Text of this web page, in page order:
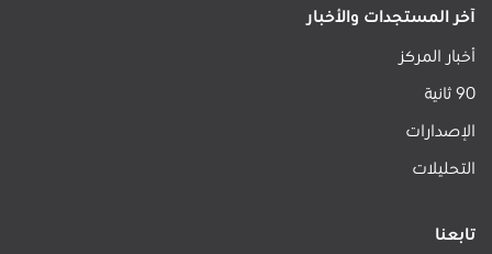
آخر المستجدات والأخبار
أخبار المركز
90 ثانية
الإصدارات
التحليلات
تابعنا